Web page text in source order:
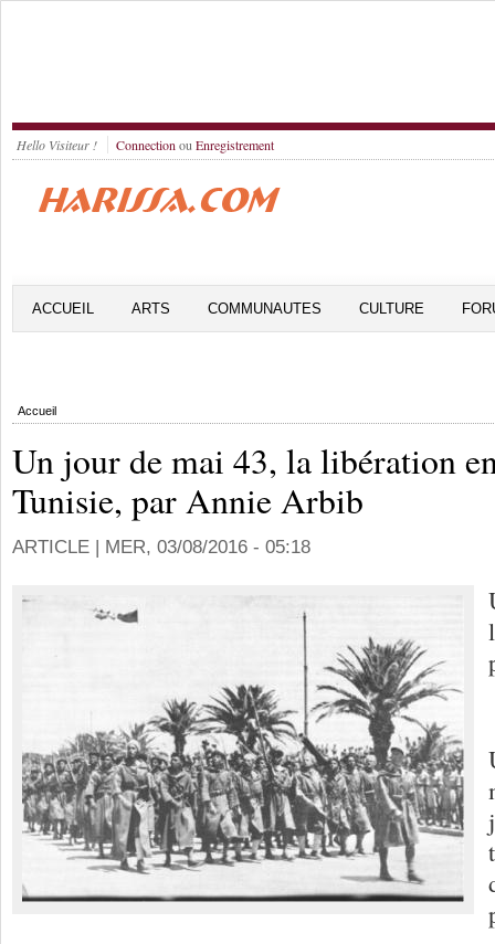
Hello Visiteur ! Connection ou Enregistrement
ACCUEIL ARTS COMMUNAUTES CULTURE
Accueil
Un jour de mai 43, la libération
Tunisie, par Annie Arbib
ARTICLE | MER, 03/08/2016 - 05:18